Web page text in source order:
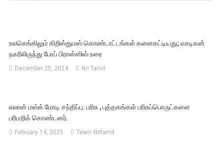
உலகெங்கிலும் கிறிஸ்துமஸ் கொண்டாட்டங்கள் களைகட்டியது; வாடிகன்
நகரிலிருந்து போப் பிரான்ஸிஸ் உரை
December 25, 2024 Nri Tamil
எலான் மஸ்க் மோடி சந்திப்பு: பரிசு , புத்தகங்கள் பரிசுப்பொருட்களை
பரிமறிக் கொண்டனர்.
February 14, 2025 Team Nritamil